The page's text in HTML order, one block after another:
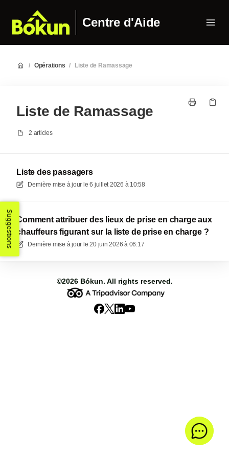
Centre d'Aide
/ Opérations / Liste de Ramassage
Liste de Ramassage
2 articles
Liste des passagers
Dernière mise à jour le 6 juillet 2026 à 10:58
Comment attribuer des lieux de prise en charge aux
chauffeurs figurant sur la liste de prise en charge ?
Dernière mise à jour le 20 juin 2026 à 06:17
©2026 Bókun. All rights reserved.
Suggestions